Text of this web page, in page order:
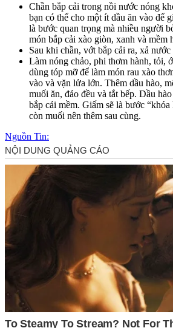
Chần bắp cải trong nồi nước nóng
bạn có thể cho một ít dầu ăn vào để
là bước quan trọng mà nhiều người
món bắp cải xào giòn, xanh và mềm
Sau khi chần, vớt bắp cải ra, xả
Làm nóng chảo, phi thơm hành, tỏi,
dùng tóp mỡ để làm món rau xào
vào và vặn lửa lớn. Thêm dầu hào,
muối ăn, đảo đều và tắt bếp. Dầu
bắp cải mềm. Giấm sẽ là bước
còn muối nên thêm sau cùng.
Nguồn Tin: